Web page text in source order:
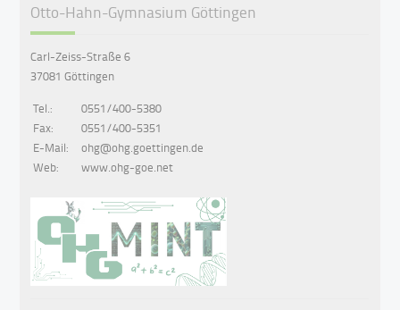
Otto-Hahn-Gymnasium Göttingen
Carl-Zeiss-Straße 6
37081 Göttingen
Tel.:
0551/400-5380
Fax:
0551/400-5351
E-Mail:
ohg@ohg.goettingen.de
Web:
www.ohg-goe.net